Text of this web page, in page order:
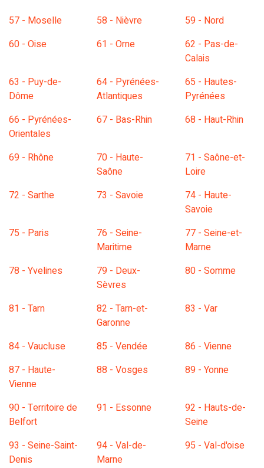
57 - Moselle 58 - Nièvre
59 - Nord
60 - Oise
61 - Orne
62 - Pas-de-
Calais
63 - Puy-de-
Dôme
64 - Pyrénées-
Atlantiques
65 - Hautes-
Pyrénées
66 - Pyrénées-
Orientales
67 - Bas-Rhin 68 - Haut-Rhin
69 - Rhône
70 - Haute-
Saône
71 - Saône-et-
Loire
72 - Sarthe
73 - Savoie
74 - Haute-
Savoie
75 - Paris
76 - Seine-
Maritime
77 - Seine-et-
Marne
78 - Yvelines
79 - Deux-
Sèvres
80 - Somme
81 - Tarn
82 - Tarn-et-
Garonne
83 - Var
84 - Vaucluse 85 - Vendée
86 - Vienne
87 - Haute-
Vienne
88 - Vosges 89 - Yonne
90 - Territoire de
Belfort
91 - Essonne
92 - Hauts-de-
Seine
93 - Seine-Saint-
Denis
94 - Val-de-
Marne
95 - Val-d'oise